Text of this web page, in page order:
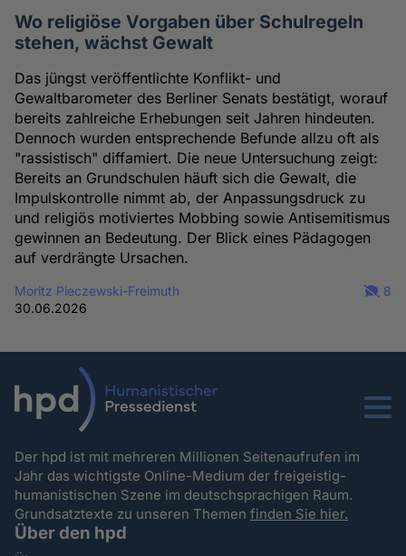
Wo religiöse Vorgaben über Schulregeln
stehen, wächst Gewalt
Das jüngst veröffentlichte Konflikt- und
Gewaltbarometer des Berliner Senats bestätigt, worauf
bereits zahlreiche Erhebungen seit Jahren hindeuten.
Dennoch wurden entsprechende Befunde allzu oft als
"rassistisch" diffamiert. Die neue Untersuchung zeigt:
Bereits an Grundschulen häuft sich die Gewalt, die
Impulskontrolle nimmt ab, der Anpassungsdruck zu
und religiös motiviertes Mobbing sowie Antisemitismus
gewinnen an Bedeutung. Der Blick eines Pädagogen
auf verdrängte Ursachen.
Moritz Pieczewski-Freimuth
30.06.2026
8
Menu
Der hpd ist mit mehreren Millionen Seitenaufrufen im
Jahr das wichtigste Online-Medium der freigeistig-
humanistischen Szene im deutschsprachigen Raum.
Grundsatztexte zu unseren Themenfinden Sie hier.
Über den hpd